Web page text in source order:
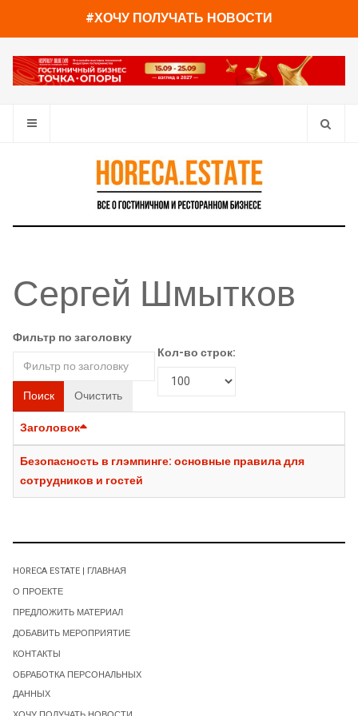
#ХОЧУ ПОЛУЧАТЬ НОВОСТИ
Сергей Шмытков
Фильтр по заголовку
Поиск Очистить
Кол-во строк:
Заголовок
Безопасность в глэмпинге: основные правила для
сотрудников и гостей
HORECA ESTATE | ГЛАВНАЯ
О ПРОЕКТЕ
ПРЕДЛОЖИТЬ МАТЕРИАЛ
ДОБАВИТЬ МЕРОПРИЯТИЕ
КОНТАКТЫ
ОБРАБОТКА ПЕРСОНАЛЬНЫХ
ДАННЫХ